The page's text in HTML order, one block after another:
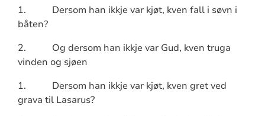
1.
Dersom han ikkje var kjøt, kven fall i søvn i
båten?
2.
Og dersom han ikkje var Gud, kven truga
vinden og sjøen
1.
Dersom han ikkje var kjøt, kven gret ved
grava til Lasarus?